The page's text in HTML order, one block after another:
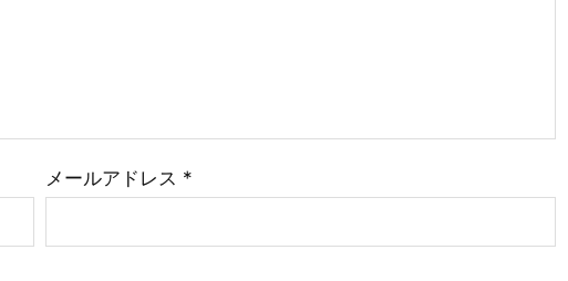
メールアドレス *